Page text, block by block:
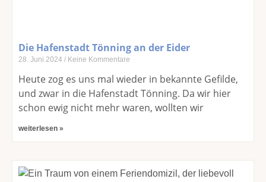
Die Hafenstadt Tönning an der Eider
28. Juni 2024 Keine Kommentare
Heute zog es uns mal wieder in bekannte Gefilde,
und zwar in die Hafenstadt Tönning. Da wir hier
schon ewig nicht mehr waren, wollten wir
weiterlesen »